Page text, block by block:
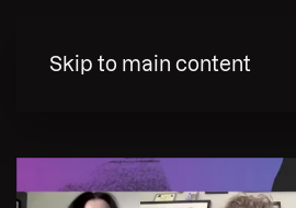
Skip to main content